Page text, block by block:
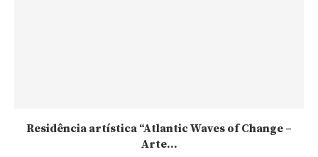
Residência artística “Atlantic Waves of Change –
Arte...